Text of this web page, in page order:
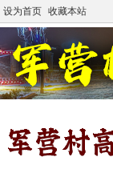
设为首页 收藏本站